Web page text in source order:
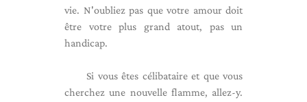
vie. N'oubliez pas que votre amour doit
être votre plus grand atout, pas un
handicap.
Si vous êtes célibataire et que vous
cherchez une nouvelle flamme, allez-y.